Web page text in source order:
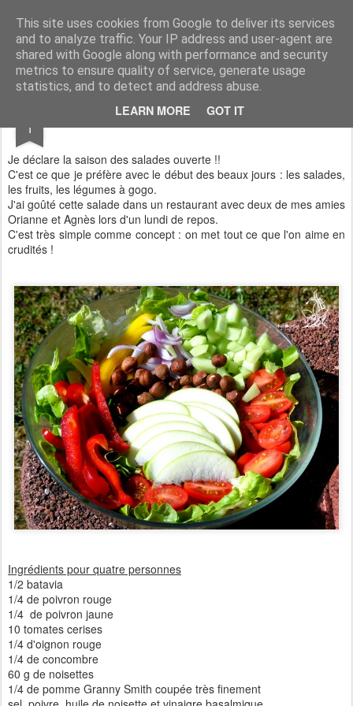
This site uses cookies from Google to deliver its services
and to analyze traffic. Your IP address and user-agent are
shared with Google along with performance and security
metrics to ensure quality of service, generate usage
statistics, and to detect and address abuse.
LEARN MORE GOT IT
Aux papilles by Virginie
1 Green Salad
Je déclare la saison des salades ouverte !!
C'est ce que je préfère avec le début des beaux jours : les salades,
les fruits, les légumes à gogo.
J'ai goûté cette salade dans un restaurant avec deux de mes amies
Orianne et Agnès lors d'un lundi de repos.
C'est très simple comme concept : on met tout ce que l'on aime en
crudités !
Ingrédients pour quatre personnes
1/2 batavia
1/4 de poivron rouge
1/4 de poivron jaune
10 tomates cerises
1/4 d'oignon rouge
1/4 de concombre
60 g de noisettes
1/4 de pomme Granny Smith coupée très finement